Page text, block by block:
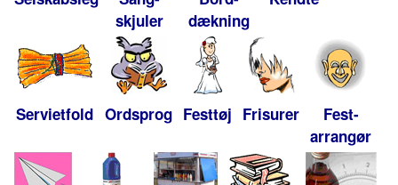
skjuler
dækning
Servietfold Ordsprog Festtøj Frisurer
Fest-
arrangør